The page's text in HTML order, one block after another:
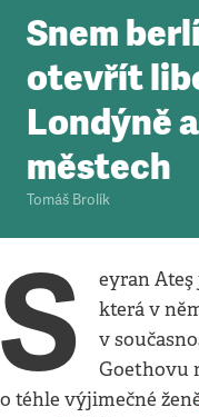
Snem
otevřít
Londýně
městech
Tomáš Brolík
S
eyran
která v
v
Goethovu
o téhle výjimečné